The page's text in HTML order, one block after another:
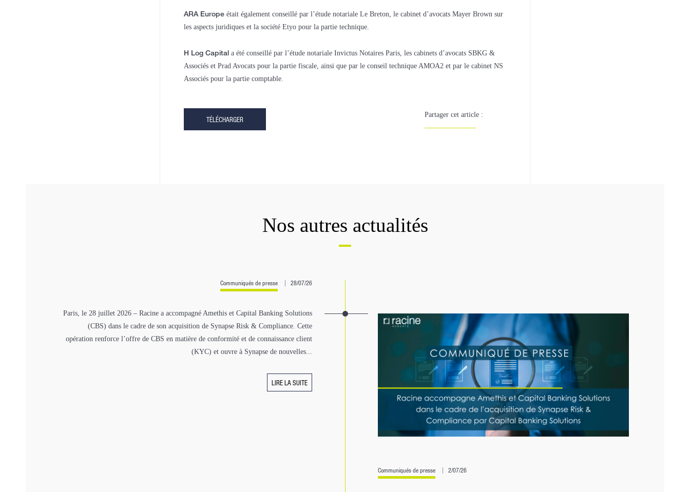
ARA Europe était également conseillé par l’étude notariale Le Breton, le cabinet d’avocats Mayer Brown sur
les aspects juridiques et la société Etyo pour la partie technique.
H Log Capital a été conseillé par l’étude notariale Invictus Notaires Paris, les cabinets d’avocats SBKG &
Associés et Prad Avocats pour la partie fiscale, ainsi que par le conseil technique AMOA2 et par le cabinet NS
Associés pour la partie comptable.
TÉLÉCHARGER
Partager cet article :
Nos autres actualités
Communiqués de presse 28/07/26
Paris, le 28 juillet 2026 – Racine a accompagné Amethis et Capital Banking Solutions
(CBS) dans le cadre de son acquisition de Synapse Risk & Compliance. Cette
opération renforce l’offre de CBS en matière de conformité et de connaissance client
(KYC) et ouvre à Synapse de nouvelles...
LIRE LA SUITE
Communiqués de presse 2/07/26